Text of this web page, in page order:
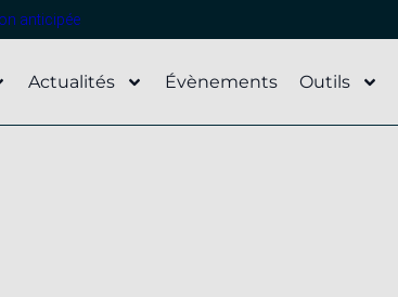
anticipée
Actualités Évènements Outils